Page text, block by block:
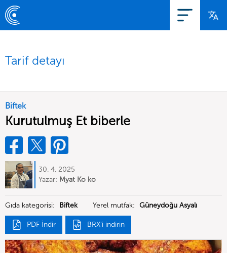
Tarif detayı
Biftek
Kurutulmuş Et biberle
30. 4. 2025
Yazar: Myat Ko ko
Gıda kategorisi: Biftek Yerel mutfak: Güneydoğu Asyalı
PDF İndir BRX'i indirin